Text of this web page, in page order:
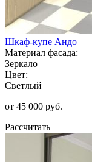
Шкаф-купе Андо
Материал фасада:
Зеркало
Цвет:
Светлый
от 45 000 руб.
Рассчитать